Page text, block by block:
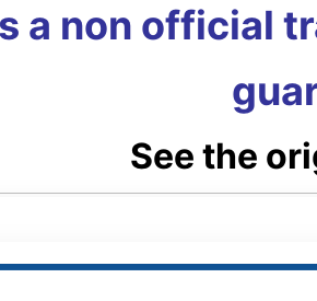
a non official
See the